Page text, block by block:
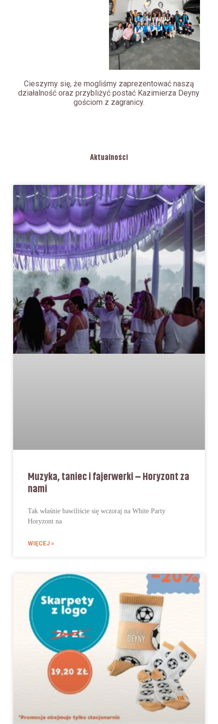
Cieszymy się, że mogliśmy zaprezentować naszą
działalność oraz przybliżyć postać Kazimierza Deyny
gościom z zagranicy.
Aktualności
Muzyka, taniec i fajerwerki – Horyzont za
nami
Tak właśnie bawiliście się wczoraj na White Party
Horyzont na
WIĘCEJ »